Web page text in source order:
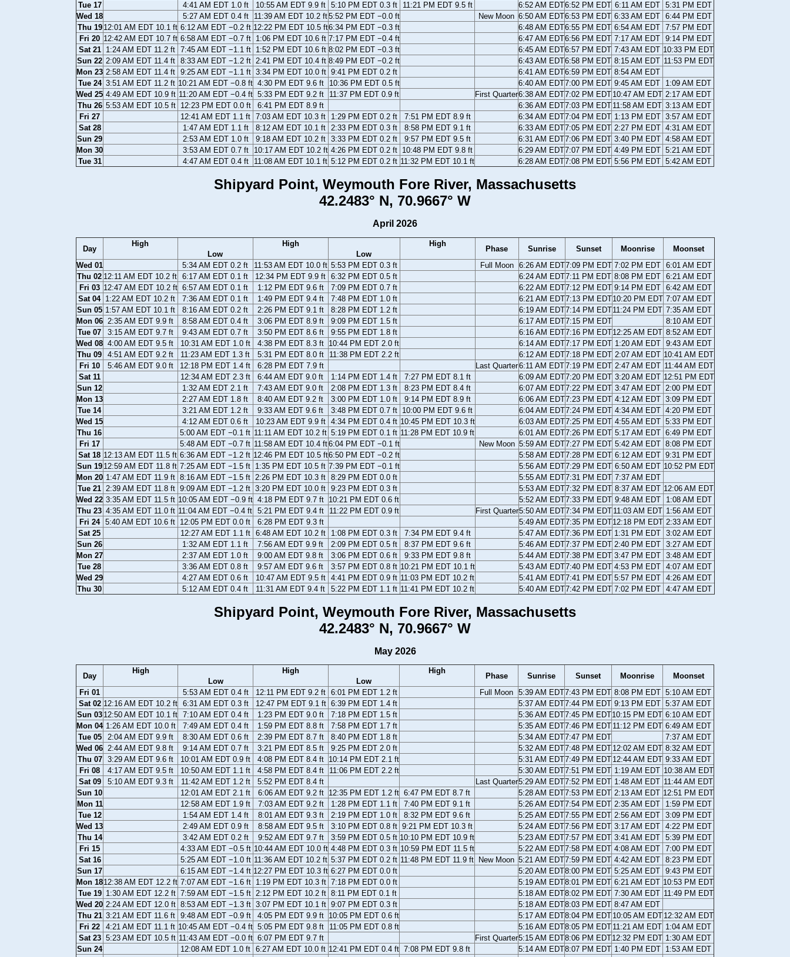
Tue 17
4:41 AM EDT 1.0 ft 10:55 AM EDT 9.9 ft 5:10 PM EDT 0.3 ft 11:21 PM EDT 9.5 ft 6:52 AM EDT6:52 PM EDT 6:11 AM EDT
5:31 PM EDT
Wed 18
5:27 AM EDT 0.4 ft 11:39 AM EDT 10.2 ft5:52 PM EDT −0.0 ft New Moon 6:50 AM EDT6:53 PM EDT 6:33 AM EDT 6:44 PM EDT
Thu 19 12:01 AM EDT 10.1 ft 6:12 AM EDT −0.2 ft 12:22 PM EDT 10.5 ft6:34 PM EDT −0.3 ft 6:48 AM EDT6:55 PM EDT 6:54 AM EDT 7:57 PM EDT
Fri 20 12:42 AM EDT 10.7 ft 6:58 AM EDT −0.7 ft 1:06 PM EDT 10.6 ft 7:17 PM EDT −0.4 ft 6:47 AM EDT6:56 PM EDT 7:17 AM EDT 9:14 PM EDT
Sat 21
1:24 AM EDT 11.2 ft 7:45 AM EDT −1.1 ft 1:52 PM EDT 10.6 ft 8:02 PM EDT −0.3 ft 6:45 AM EDT6:57 PM EDT 7:43 AM EDT 10:33 PM EDT
Sun 22 2:09 AM EDT 11.4 ft 8:33 AM EDT −1.2 ft 2:41 PM EDT 10.4 ft 8:49 PM EDT −0.2 ft 6:43 AM EDT6:58 PM EDT 8:15 AM EDT 11:53 PM EDT
Mon 23 2:58 AM EDT 11.4 ft 9:25 AM EDT −1.1 ft 3:34 PM EDT 10.0 ft 9:41 PM EDT 0.2 ft 6:41 AM EDT6:59 PM EDT 8:54 AM EDT
Tue 24 3:51 AM EDT 11.2 ft 10:21 AM EDT −0.8 ft 4:30 PM EDT 9.6 ft 10:36 PM EDT 0.5 ft 6:40 AM EDT7:00 PM EDT 9:45 AM EDT
1:09 AM EDT
Wed 25 4:49 AM EDT 10.9 ft 11:20 AM EDT −0.4 ft 5:33 PM EDT 9.2 ft 11:37 PM EDT 0.9 ft First Quarter6:38 AM EDT7:02 PM EDT 10:47 AM EDT 2:17 AM EDT
Thu 26 5:53 AM EDT 10.5 ft 12:23 PM EDT 0.0 ft 6:41 PM EDT 8.9 ft 6:36 AM EDT7:03 PM EDT 11:58 AM EDT 3:13 AM EDT
Fri 27
12:41 AM EDT 1.1 ft 7:03 AM EDT 10.3 ft 1:29 PM EDT 0.2 ft 7:51 PM EDT 8.9 ft 6:34 AM EDT7:04 PM EDT 1:13 PM EDT 3:57 AM EDT
Sat 28
1:47 AM EDT 1.1 ft 8:12 AM EDT 10.1 ft 2:33 PM EDT 0.3 ft 8:58 PM EDT 9.1 ft 6:33 AM EDT7:05 PM EDT 2:27 PM EDT 4:31 AM EDT
Sun 29
2:53 AM EDT 1.0 ft 9:18 AM EDT 10.2 ft 3:33 PM EDT 0.2 ft 9:57 PM EDT 9.5 ft 6:31 AM EDT7:06 PM EDT 3:40 PM EDT 4:58 AM EDT
Mon 30
3:53 AM EDT 0.7 ft 10:17 AM EDT 10.2 ft 4:26 PM EDT 0.2 ft 10:48 PM EDT 9.8 ft 6:29 AM EDT7:07 PM EDT 4:49 PM EDT 5:21 AM EDT
Tue 31
4:47 AM EDT 0.4 ft 11:08 AM EDT 10.1 ft 5:12 PM EDT 0.2 ft 11:32 PM EDT 10.1 ft 6:28 AM EDT7:08 PM EDT 5:56 PM EDT 5:42 AM EDT
Shipyard Point, Weymouth Fore River, Massachusetts
42.2483° N, 70.9667° W
April 2026
Day
High
Low
High
Low
High
Phase Sunrise Sunset Moonrise
Moonset
Wed 01
5:34 AM EDT 0.2 ft 11:53 AM EDT 10.0 ft 5:53 PM EDT 0.3 ft Full Moon 6:26 AM EDT7:09 PM EDT 7:02 PM EDT 6:01 AM EDT
Thu 02 12:11 AM EDT 10.2 ft 6:17 AM EDT 0.1 ft 12:34 PM EDT 9.9 ft 6:32 PM EDT 0.5 ft 6:24 AM EDT7:11 PM EDT 8:08 PM EDT 6:21 AM EDT
Fri 03 12:47 AM EDT 10.2 ft 6:57 AM EDT 0.1 ft 1:12 PM EDT 9.6 ft 7:09 PM EDT 0.7 ft 6:22 AM EDT7:12 PM EDT 9:14 PM EDT 6:42 AM EDT
Sat 04 1:22 AM EDT 10.2 ft 7:36 AM EDT 0.1 ft 1:49 PM EDT 9.4 ft 7:48 PM EDT 1.0 ft 6:21 AM EDT7:13 PM EDT10:20 PM EDT 7:07 AM EDT
Sun 05 1:57 AM EDT 10.1 ft 8:16 AM EDT 0.2 ft 2:26 PM EDT 9.1 ft 8:28 PM EDT 1.2 ft 6:19 AM EDT7:14 PM EDT11:24 PM EDT 7:35 AM EDT
Mon 06
2:35 AM EDT 9.9 ft 8:58 AM EDT 0.4 ft 3:06 PM EDT 8.9 ft 9:09 PM EDT 1.5 ft 6:17 AM EDT7:15 PM EDT
8:10 AM EDT
Tue 07
3:15 AM EDT 9.7 ft 9:43 AM EDT 0.7 ft 3:50 PM EDT 8.6 ft 9:55 PM EDT 1.8 ft 6:16 AM EDT7:16 PM EDT12:25 AM EDT 8:52 AM EDT
Wed 08 4:00 AM EDT 9.5 ft 10:31 AM EDT 1.0 ft 4:38 PM EDT 8.3 ft 10:44 PM EDT 2.0 ft 6:14 AM EDT7:17 PM EDT 1:20 AM EDT
9:43 AM EDT
Thu 09
4:51 AM EDT 9.2 ft 11:23 AM EDT 1.3 ft 5:31 PM EDT 8.0 ft 11:38 PM EDT 2.2 ft 6:12 AM EDT7:18 PM EDT 2:07 AM EDT 10:41 AM EDT
Fri 10
5:46 AM EDT 9.0 ft 12:18 PM EDT 1.4 ft 6:28 PM EDT 7.9 ft Last Quarter6:11 AM EDT7:19 PM EDT 2:47 AM EDT 11:44 AM EDT
Sat 11
12:34 AM EDT 2.3 ft 6:44 AM EDT 9.0 ft 1:14 PM EDT 1.4 ft 7:27 PM EDT 8.1 ft 6:09 AM EDT7:20 PM EDT 3:20 AM EDT 12:51 PM EDT
Sun 12
1:32 AM EDT 2.1 ft 7:43 AM EDT 9.0 ft 2:08 PM EDT 1.3 ft 8:23 PM EDT 8.4 ft 6:07 AM EDT7:22 PM EDT 3:47 AM EDT
2:00 PM EDT
Mon 13
2:27 AM EDT 1.8 ft 8:40 AM EDT 9.2 ft 3:00 PM EDT 1.0 ft 9:14 PM EDT 8.9 ft 6:06 AM EDT7:23 PM EDT 4:12 AM EDT 3:09 PM EDT
Tue 14
3:21 AM EDT 1.2 ft 9:33 AM EDT 9.6 ft 3:48 PM EDT 0.7 ft 10:00 PM EDT 9.6 ft 6:04 AM EDT7:24 PM EDT 4:34 AM EDT 4:20 PM EDT
Wed 15
4:12 AM EDT 0.6 ft 10:23 AM EDT 9.9 ft 4:34 PM EDT 0.4 ft 10:45 PM EDT 10.3 ft 6:03 AM EDT7:25 PM EDT 4:55 AM EDT 5:33 PM EDT
Thu 16
5:00 AM EDT −0.1 ft 11:11 AM EDT 10.2 ft 5:19 PM EDT 0.1 ft 11:28 PM EDT 10.9 ft 6:01 AM EDT7:26 PM EDT 5:17 AM EDT 6:49 PM EDT
Fri 17
5:48 AM EDT −0.7 ft 11:58 AM EDT 10.4 ft6:04 PM EDT −0.1 ft New Moon 5:59 AM EDT7:27 PM EDT 5:42 AM EDT 8:08 PM EDT
Sat 18 12:13 AM EDT 11.5 ft 6:36 AM EDT −1.2 ft 12:46 PM EDT 10.5 ft6:50 PM EDT −0.2 ft 5:58 AM EDT7:28 PM EDT 6:12 AM EDT 9:31 PM EDT
Sun 19 12:59 AM EDT 11.8 ft 7:25 AM EDT −1.5 ft 1:35 PM EDT 10.5 ft 7:39 PM EDT −0.1 ft 5:56 AM EDT7:29 PM EDT 6:50 AM EDT 10:52 PM EDT
Mon 20 1:47 AM EDT 11.9 ft 8:16 AM EDT −1.5 ft 2:26 PM EDT 10.3 ft 8:29 PM EDT 0.0 ft 5:55 AM EDT7:31 PM EDT 7:37 AM EDT
Tue 21 2:39 AM EDT 11.8 ft 9:09 AM EDT −1.2 ft 3:20 PM EDT 10.0 ft 9:23 PM EDT 0.3 ft 5:53 AM EDT7:32 PM EDT 8:37 AM EDT 12:06 AM EDT
Wed 22 3:35 AM EDT 11.5 ft 10:05 AM EDT −0.9 ft 4:18 PM EDT 9.7 ft 10:21 PM EDT 0.6 ft 5:52 AM EDT7:33 PM EDT 9:48 AM EDT
1:08 AM EDT
Thu 23 4:35 AM EDT 11.0 ft 11:04 AM EDT −0.4 ft 5:21 PM EDT 9.4 ft 11:22 PM EDT 0.9 ft First Quarter5:50 AM EDT7:34 PM EDT 11:03 AM EDT 1:56 AM EDT
Fri 24
5:40 AM EDT 10.6 ft 12:05 PM EDT 0.0 ft 6:28 PM EDT 9.3 ft 5:49 AM EDT7:35 PM EDT12:18 PM EDT 2:33 AM EDT
Sat 25
12:27 AM EDT 1.1 ft 6:48 AM EDT 10.2 ft 1:08 PM EDT 0.3 ft 7:34 PM EDT 9.4 ft 5:47 AM EDT7:36 PM EDT 1:31 PM EDT 3:02 AM EDT
Sun 26
1:32 AM EDT 1.1 ft 7:56 AM EDT 9.9 ft 2:09 PM EDT 0.5 ft 8:37 PM EDT 9.6 ft 5:46 AM EDT7:37 PM EDT 2:40 PM EDT 3:27 AM EDT
Mon 27
2:37 AM EDT 1.0 ft 9:00 AM EDT 9.8 ft 3:06 PM EDT 0.6 ft 9:33 PM EDT 9.8 ft 5:44 AM EDT7:38 PM EDT 3:47 PM EDT 3:48 AM EDT
Tue 28
3:36 AM EDT 0.8 ft 9:57 AM EDT 9.6 ft 3:57 PM EDT 0.8 ft 10:21 PM EDT 10.1 ft 5:43 AM EDT7:40 PM EDT 4:53 PM EDT 4:07 AM EDT
Wed 29
4:27 AM EDT 0.6 ft 10:47 AM EDT 9.5 ft 4:41 PM EDT 0.9 ft 11:03 PM EDT 10.2 ft 5:41 AM EDT7:41 PM EDT 5:57 PM EDT 4:26 AM EDT
Thu 30
5:12 AM EDT 0.4 ft 11:31 AM EDT 9.4 ft 5:22 PM EDT 1.1 ft 11:41 PM EDT 10.2 ft 5:40 AM EDT7:42 PM EDT 7:02 PM EDT 4:47 AM EDT
Shipyard Point, Weymouth Fore River, Massachusetts
42.2483° N, 70.9667° W
May 2026
Day
High
Low
High
Low
High
Phase Sunrise Sunset Moonrise
Moonset
Fri 01
5:53 AM EDT 0.4 ft 12:11 PM EDT 9.2 ft 6:01 PM EDT 1.2 ft Full Moon 5:39 AM EDT7:43 PM EDT 8:08 PM EDT 5:10 AM EDT
Sat 02 12:16 AM EDT 10.2 ft 6:31 AM EDT 0.3 ft 12:47 PM EDT 9.1 ft 6:39 PM EDT 1.4 ft 5:37 AM EDT7:44 PM EDT 9:13 PM EDT 5:37 AM EDT
Sun 03 12:50 AM EDT 10.1 ft 7:10 AM EDT 0.4 ft 1:23 PM EDT 9.0 ft 7:18 PM EDT 1.5 ft 5:36 AM EDT7:45 PM EDT10:15 PM EDT 6:10 AM EDT
Mon 04 1:26 AM EDT 10.0 ft 7:49 AM EDT 0.4 ft 1:59 PM EDT 8.8 ft 7:58 PM EDT 1.7 ft 5:35 AM EDT7:46 PM EDT 11:12 PM EDT 6:49 AM EDT
Tue 05
2:04 AM EDT 9.9 ft 8:30 AM EDT 0.6 ft 2:39 PM EDT 8.7 ft 8:40 PM EDT 1.8 ft 5:34 AM EDT7:47 PM EDT
7:37 AM EDT
Wed 06 2:44 AM EDT 9.8 ft 9:14 AM EDT 0.7 ft 3:21 PM EDT 8.5 ft 9:25 PM EDT 2.0 ft 5:32 AM EDT7:48 PM EDT 12:02 AM EDT 8:32 AM EDT
Thu 07
3:29 AM EDT 9.6 ft 10:01 AM EDT 0.9 ft 4:08 PM EDT 8.4 ft 10:14 PM EDT 2.1 ft 5:31 AM EDT7:49 PM EDT 12:44 AM EDT 9:33 AM EDT
Fri 08
4:17 AM EDT 9.5 ft 10:50 AM EDT 1.1 ft 4:58 PM EDT 8.4 ft 11:06 PM EDT 2.2 ft 5:30 AM EDT7:51 PM EDT 1:19 AM EDT 10:38 AM EDT
Sat 09
5:10 AM EDT 9.3 ft 11:42 AM EDT 1.2 ft 5:52 PM EDT 8.4 ft Last Quarter5:29 AM EDT7:52 PM EDT 1:48 AM EDT 11:44 AM EDT
Sun 10
12:01 AM EDT 2.1 ft 6:06 AM EDT 9.2 ft 12:35 PM EDT 1.2 ft 6:47 PM EDT 8.7 ft 5:28 AM EDT7:53 PM EDT 2:13 AM EDT 12:51 PM EDT
Mon 11
12:58 AM EDT 1.9 ft 7:03 AM EDT 9.2 ft 1:28 PM EDT 1.1 ft 7:40 PM EDT 9.1 ft 5:26 AM EDT7:54 PM EDT 2:35 AM EDT
1:59 PM EDT
Tue 12
1:54 AM EDT 1.4 ft 8:01 AM EDT 9.3 ft 2:19 PM EDT 1.0 ft 8:32 PM EDT 9.6 ft 5:25 AM EDT7:55 PM EDT 2:56 AM EDT 3:09 PM EDT
Wed 13
2:49 AM EDT 0.9 ft 8:58 AM EDT 9.5 ft 3:10 PM EDT 0.8 ft 9:21 PM EDT 10.3 ft 5:24 AM EDT7:56 PM EDT 3:17 AM EDT 4:22 PM EDT
Thu 14
3:42 AM EDT 0.2 ft 9:52 AM EDT 9.7 ft 3:59 PM EDT 0.5 ft 10:10 PM EDT 10.9 ft 5:23 AM EDT7:57 PM EDT 3:41 AM EDT 5:39 PM EDT
Fri 15
4:33 AM EDT −0.5 ft 10:44 AM EDT 10.0 ft 4:48 PM EDT 0.3 ft 10:59 PM EDT 11.5 ft 5:22 AM EDT7:58 PM EDT 4:08 AM EDT 7:00 PM EDT
Sat 16
5:25 AM EDT −1.0 ft 11:36 AM EDT 10.2 ft 5:37 PM EDT 0.2 ft 11:48 PM EDT 11.9 ft New Moon 5:21 AM EDT7:59 PM EDT 4:42 AM EDT 8:23 PM EDT
Sun 17
6:15 AM EDT −1.4 ft 12:27 PM EDT 10.3 ft 6:27 PM EDT 0.0 ft 5:20 AM EDT8:00 PM EDT 5:25 AM EDT 9:43 PM EDT
Mon 1812:38 AM EDT 12.2 ft 7:07 AM EDT −1.6 ft 1:19 PM EDT 10.3 ft 7:18 PM EDT 0.0 ft 5:19 AM EDT8:01 PM EDT 6:21 AM EDT 10:53 PM EDT
Tue 19 1:30 AM EDT 12.2 ft 7:59 AM EDT −1.5 ft 2:12 PM EDT 10.2 ft 8:11 PM EDT 0.1 ft 5:18 AM EDT8:02 PM EDT 7:30 AM EDT 11:49 PM EDT
Wed 20 2:24 AM EDT 12.0 ft 8:53 AM EDT −1.3 ft 3:07 PM EDT 10.1 ft 9:07 PM EDT 0.3 ft 5:18 AM EDT8:03 PM EDT 8:47 AM EDT
Thu 21 3:21 AM EDT 11.6 ft 9:48 AM EDT −0.9 ft 4:05 PM EDT 9.9 ft 10:05 PM EDT 0.6 ft 5:17 AM EDT8:04 PM EDT 10:05 AM EDT 12:32 AM EDT
Fri 22
4:21 AM EDT 11.1 ft 10:45 AM EDT −0.4 ft 5:05 PM EDT 9.8 ft 11:05 PM EDT 0.8 ft 5:16 AM EDT8:05 PM EDT 11:21 AM EDT 1:04 AM EDT
Sat 23 5:23 AM EDT 10.5 ft 11:43 AM EDT −0.0 ft 6:07 PM EDT 9.7 ft First Quarter5:15 AM EDT8:06 PM EDT12:32 PM EDT 1:30 AM EDT
Sun 24
12:08 AM EDT 1.0 ft 6:27 AM EDT 10.0 ft 12:41 PM EDT 0.4 ft 7:08 PM EDT 9.8 ft 5:14 AM EDT8:07 PM EDT 1:40 PM EDT
1:53 AM EDT